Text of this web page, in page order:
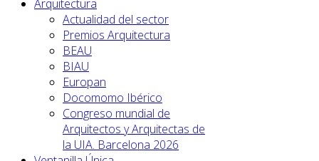
Arquitectura
Actualidad del sector
Premios Arquitectura
BEAU
BIAU
Europan
Docomomo Ibérico
Congreso mundial de
Arquitectos y Arquitectas de
la UIA. Barcelona 2026